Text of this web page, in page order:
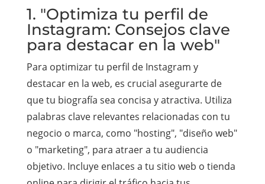
1. "Optimiza tu perfil de
Instagram: Consejos clave
para destacar en la web"
Para optimizar tu perfil de Instagram y
destacar en la web, es crucial asegurarte de
que tu biografía sea concisa y atractiva. Utiliza
palabras clave relevantes relacionadas con tu
negocio o marca, como "hosting", "diseño web"
o "marketing", para atraer a tu audiencia
objetivo. Incluye enlaces a tu sitio web o tienda